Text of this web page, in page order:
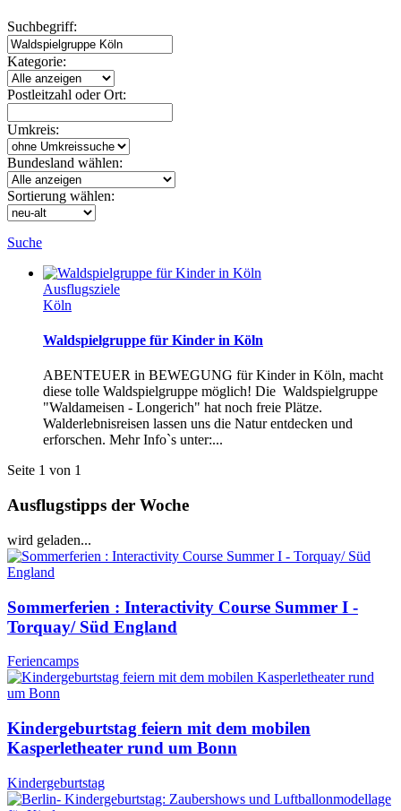
Suchbegriff:
Kategorie:
Postleitzahl oder Ort:
Umkreis:
Bundesland wählen:
Sortierung wählen:
Suche
Ausflugsziele
Köln
Waldspielgruppe für Kinder in Köln
ABENTEUER in BEWEGUNG für Kinder in Köln, macht
diese tolle Waldspielgruppe möglich! Die Waldspielgruppe
"Waldameisen - Longerich" hat noch freie Plätze.
Walderlebnisreisen lassen uns die Natur entdecken und
erforschen. Mehr Info`s unter:...
Seite 1 von 1
Ausflugstipps der Woche
wird geladen...
Sommerferien : Interactivity Course Summer I -
Torquay/ Süd England
Feriencamps
Kindergeburtstag feiern mit dem mobilen
Kasperletheater rund um Bonn
Kindergeburtstag